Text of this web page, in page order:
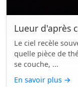
Lueur d'après
Le ciel recèle
quelle pièce de
se couche, ...
En savoir plus →